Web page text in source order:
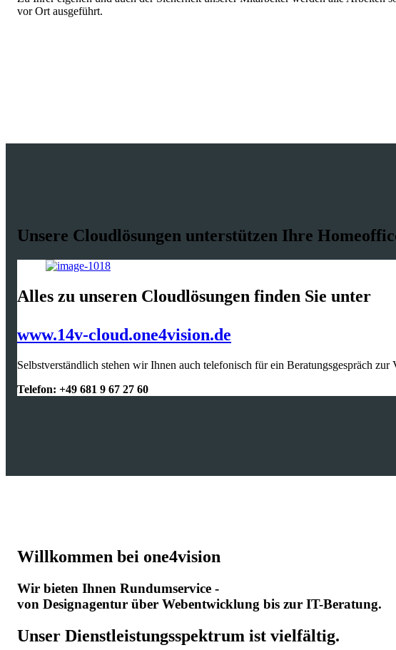
vor Ort ausgeführt.
Unsere Cloudlösungen unterstützen Ihre
Alles zu unseren Cloudlösungen finden Sie unter
www.14v-cloud.one4vision.de
Selbstverständlich stehen wir Ihnen auch telefonisch für ein Beratungsgespräch zur
Telefon: +49 681 9 67 27 60
Willkommen bei one4vision
Wir bieten Ihnen Rundumservice -
von Designagentur über Webentwicklung bis zur IT-Beratung.
Unser Dienstleistungsspektrum ist vielfältig.